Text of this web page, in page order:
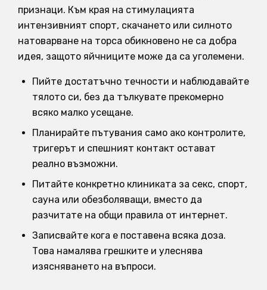
признаци. Към края на стимулацията
интензивният спорт, скачането или силното
натоварване на торса обикновено не са добра
идея, защото яйчниците може да са уголемени.
Пийте достатъчно течности и наблюдавайте
тялото си, без да тълкувате прекомерно
всяко малко усещане.
Планирайте пътувания само ако контролите,
тригерът и спешният контакт остават
реално възможни.
Питайте конкретно клиниката за секс, спорт,
сауна или обезболяващи, вместо да
разчитате на общи правила от интернет.
Записвайте кога е поставена всяка доза.
Това намалява грешките и улеснява
изясняването на въпроси.